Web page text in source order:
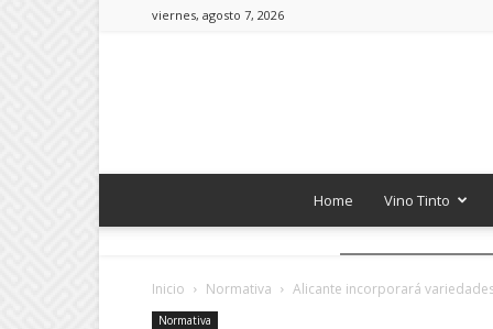
viernes, agosto 7, 2026
Home Vino Tinto
Inicio Normativa Alicante incorporará
Normativa